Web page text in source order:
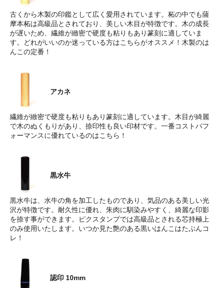
古くから木製の印鑑として広く愛用されています。柘の中でも薩
摩本柘は高級品とされており、美しい木目が特徴です。木の成長
が遅いため、繊維が緻密で硬度も粘りもあり篆刻に適していま
す。どれがいいのか迷っている方はこちらがオススメ！木製のは
んこの定番！
アカネ
繊維が緻密で硬度も粘りもあり篆刻に適しています。木目が綺麗
で木のぬくもりがあり、捺印性も良い印材です。一番コストパフ
ォーマンスに優れているのはこちら！
黒水牛
黒水牛は、水牛の角を加工したものであり、気品のある美しい光
沢が特徴です。耐久性に優れ、朱肉に馴染みやすく、綺麗な印影
を捺す事ができます。ピクスタンプでは高級品とされる芯持極上
のみ使用いたします。いつか見た艶のある黒いはんこはたぶんコ
レ！
認印 10mm